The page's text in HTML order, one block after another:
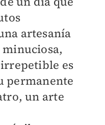
artesanía
minuciosa,
es
permanente
un arte